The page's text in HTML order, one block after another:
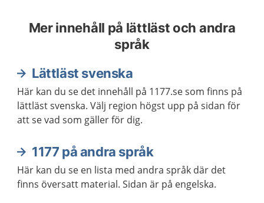
Mer innehåll på lättläst och andra
språk
Lättläst svenska
Här kan du se det innehåll på 1177.se som finns på
lättläst svenska. Välj region högst upp på sidan för
att se vad som gäller för dig.
1177 på andra språk
Här kan du se en lista med andra språk där det
finns översatt material. Sidan är på engelska.